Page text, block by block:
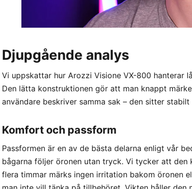
Djupgående analys
Vi uppskattar hur Arozzi Visione VX-800 hanterar
Den lätta konstruktionen gör att man knappt
användare beskriver samma sak – den sitter
Komfort och passform
Passformen är en av de bästa delarna enligt vår
bågarna följer öronen utan tryck. Vi tycker att den
flera timmar märks ingen irritation bakom öronen